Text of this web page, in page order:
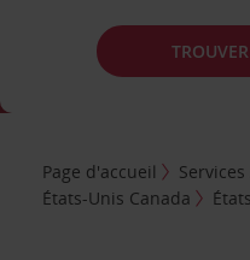
Page d'accueil Services
États-Unis Canada